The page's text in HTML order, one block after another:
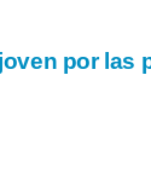
por las